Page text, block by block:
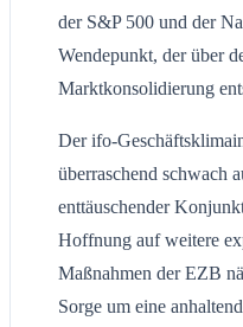
der S&P 500 und der
Wendepunkt, der über
Marktkonsolidierung
Der ifo-
überraschend schwach
enttäuschender
Hoffnung auf weitere
Maßnahmen der EZB
Sorge um eine